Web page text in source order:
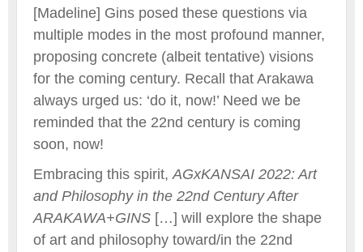
[Madeline] Gins posed these questions via
multiple modes in the most profound manner,
proposing concrete (albeit tentative) visions
for the coming century. Recall that Arakawa
always urged us: ‘do it, now!’ Need we be
reminded that the 22nd century is coming
soon, now!
Embracing this spirit, AGxKANSAI 2022: Art
and Philosophy in the 22nd Century After
ARAKAWA+GINS […] will explore the shape
of art and philosophy toward/in the 22nd